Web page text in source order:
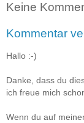
Keine
Kommentar
Hallo :-)
Danke, dass du
ich freue mich
Wenn du auf